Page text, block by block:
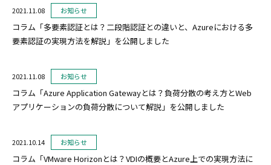
2021.11.08 お知らせ
コラム「多要素認証とは？二段階認証との違いと、Azureにおける多
要素認証の実現方法を解説」を公開しました
2021.11.08 お知らせ
コラム「Azure Application Gatewayとは？負荷分散の考え方とWeb
アプリケーションの負荷分散について解説」を公開しました
2021.10.14 お知らせ
コラム「VMware Horizonとは？VDIの概要とAzure上での実現方法に